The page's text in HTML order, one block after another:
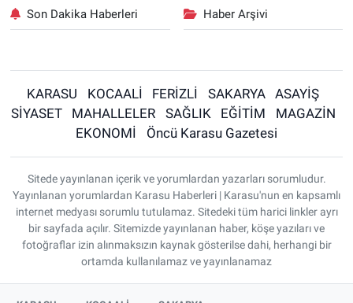
Son Dakika Haberleri Haber Arşivi
KARASU KOCAALİ FERİZLİ SAKARYA
ASAYİŞ
SİYASET
MAHALLELER SAĞLIK EĞİTİM
MAGAZİN
EKONOMİ
Öncü Karasu Gazetesi
Sitede yayınlanan içerik ve yorumlardan yazarları sorumludur.
Yayınlanan yorumlardan Karasu Haberleri | Karasu'nun en kapsamlı
internet medyası sorumlu tutulamaz. Sitedeki tüm harici linkler ayrı
bir sayfada açılır. Sitemizde yayınlanan haber, köşe yazıları ve
fotoğraflar izin alınmaksızın kaynak gösterilse dahi, herhangi bir
ortamda kullanılamaz ve yayınlanamaz